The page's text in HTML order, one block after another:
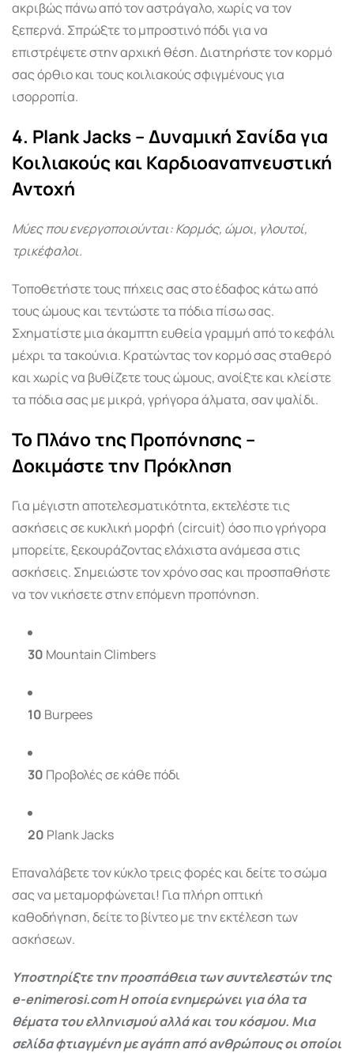
ακριβώς πάνω από τον αστράγαλο, χωρίς να τον
ξεπερνά. Σπρώξτε το μπροστινό πόδι για να
επιστρέψετε στην αρχική θέση. Διατηρήστε τον κορμό
σας όρθιο και τους κοιλιακούς σφιγμένους για
ισορροπία.
4. Plank Jacks – Δυναμική Σανίδα για
Κοιλιακούς και Καρδιοαναπνευστική
Αντοχή
Μύες που ενεργοποιούνται: Κορμός, ώμοι, γλουτοί,
τρικέφαλοι.
Τοποθετήστε τους πήχεις σας στο έδαφος κάτω από
τους ώμους και τεντώστε τα πόδια πίσω σας.
Σχηματίστε μια άκαμπτη ευθεία γραμμή από το κεφάλι
μέχρι τα τακούνια. Κρατώντας τον κορμό σας σταθερό
και χωρίς να βυθίζετε τους ώμους, ανοίξτε και κλείστε
τα πόδια σας με μικρά, γρήγορα άλματα, σαν ψαλίδι.
Το Πλάνο της Προπόνησης –
Δοκιμάστε την Πρόκληση
Για μέγιστη αποτελεσματικότητα, εκτελέστε τις
ασκήσεις σε κυκλική μορφή (circuit) όσο πιο γρήγορα
μπορείτε, ξεκουράζοντας ελάχιστα ανάμεσα στις
ασκήσεις. Σημειώστε τον χρόνο σας και προσπαθήστε
να τον νικήσετε στην επόμενη προπόνηση.
30 Mountain Climbers
10 Burpees
30 Προβολές σε κάθε πόδι
20 Plank Jacks
Επαναλάβετε τον κύκλο τρεις φορές και δείτε το σώμα
σας να μεταμορφώνεται! Για πλήρη οπτική
καθοδήγηση, δείτε το βίντεο με την εκτέλεση των
ασκήσεων.
Υποστηρίξτε την προσπάθεια των συντελεστών της
e-enimerosi.com Η οποία ενημερώνει για όλα τα
θέματα του ελληνισμού αλλά και του κόσμου. Μια
σελίδα φτιαγμένη με αγάπη από ανθρώπους οι οποίοι